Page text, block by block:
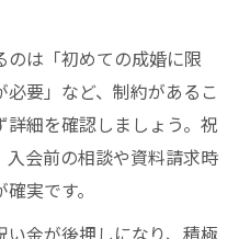
のは「初めての成婚に限
要」など、制約があるこ
細を確認しましょう。祝
会前の相談や資料請求時
実です。
金が後押しになり、積極